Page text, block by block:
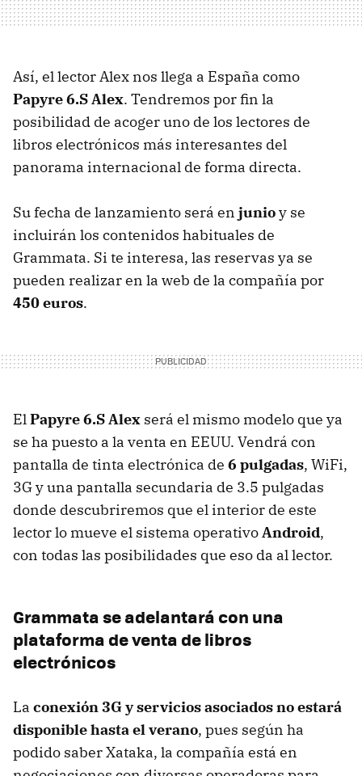
Así, el lector Alex nos llega a España como
Papyre 6.S Alex. Tendremos por fin la
posibilidad de acoger uno de los lectores de
libros electrónicos más interesantes del
panorama internacional de forma directa.
Su fecha de lanzamiento será en junioy se
incluirán los contenidos habituales de
Grammata. Si te interesa, las reservas ya se
pueden realizar en la web de la compañía por
450 euros.
ElPapyre 6.S Alex será el mismo modelo que ya
se ha puesto a la venta en EEUU. Vendrá con
pantalla de tinta electrónica de 6 pulgadas, WiFi,
3G y una pantalla secundaria de 3.5 pulgadas
donde descubriremos que el interior de este
lector lo mueve el sistema operativoAndroid,
con todas las posibilidades que eso da al lector.
Grammata se adelantará con una
plataforma de venta de libros
electrónicos
La conexión 3G y servicios asociados no estará
disponible hasta el verano, pues según ha
podido saber Xataka, la compañía está en